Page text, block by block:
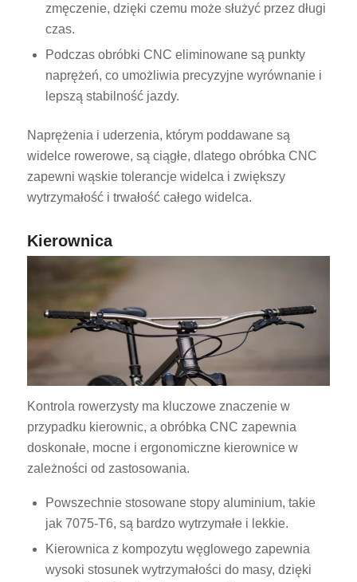
zmęczenie, dzięki czemu może służyć przez długi
czas.
Podczas obróbki CNC eliminowane są punkty
naprężeń, co umożliwia precyzyjne wyrównanie i
lepszą stabilność jazdy.
Naprężenia i uderzenia, którym poddawane są
widelce rowerowe, są ciągłe, dlatego obróbka CNC
zapewni wąskie tolerancje widelca i zwiększy
wytrzymałość i trwałość całego widelca.
Kierownica
Kontrola rowerzysty ma kluczowe znaczenie w
przypadku kierownic, a obróbka CNC zapewnia
doskonałe, mocne i ergonomiczne kierownice w
zależności od zastosowania.
Powszechnie stosowane stopy aluminium, takie
jak 7075-T6, są bardzo wytrzymałe i lekkie.
Kierownica z kompozytu węglowego zapewnia
wysoki stosunek wytrzymałości do masy, dzięki